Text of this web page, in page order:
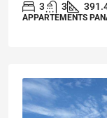
3 3
APPARTEMENTS